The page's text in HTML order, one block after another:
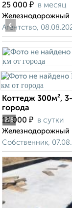
25 000 ₽ в месяц
Железнодорожный
Агентство,
2/8
‹
Коттедж 300м²,
города
12 000 ₽ в сутки
Железнодорожный
Собственник,